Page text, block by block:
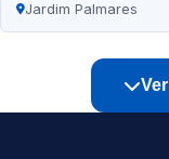
Jardim Palmares